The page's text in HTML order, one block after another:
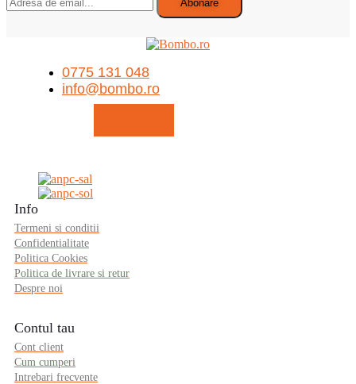
0775 131 048
info@bombo.ro
Info
Termeni si conditii
Confidentialitate
Politica Cookies
Politica de livrare si retur
Despre noi
Contul tau
Cont client
Cum cumperi
Intrebari frecvente